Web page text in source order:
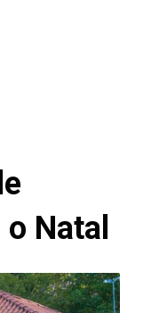
Natal